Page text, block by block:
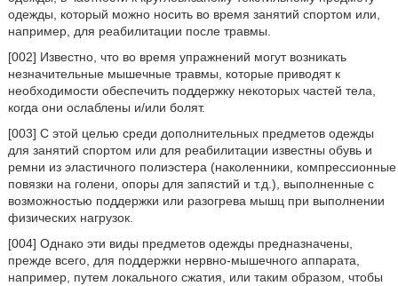
одежды, который можно носить во время занятий спортом или,
например, для реабилитации после травмы.
[002] Известно, что во время упражнений могут возникать
незначительные мышечные травмы, которые приводят к
необходимости обеспечить поддержку некоторых частей тела,
когда они ослаблены и/или болят.
[003] С этой целью среди дополнительных предметов одежды
для занятий спортом или для реабилитации известны обувь и
ремни из эластичного полиэстера (наколенники, компрессионные
повязки на голени, опоры для запястий и т.д.), выполненные с
возможностью поддержки или разогрева мышц при выполнении
физических нагрузок.
[004] Однако эти виды предметов одежды предназначены,
прежде всего, для поддержки нервно-мышечного аппарата,
например, путем локального сжатия, или таким образом, чтобы